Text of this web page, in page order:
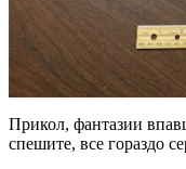
Прикол, фантазии
спешите, все гораздо